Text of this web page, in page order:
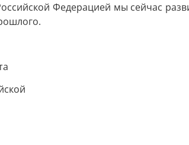
Федерацией мы сейчас